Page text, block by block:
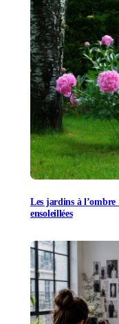
Les jardins à l’ombre
ensoleillées